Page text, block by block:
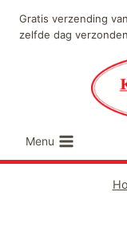
naar
Gratis verzending
zelfde dag
Menu